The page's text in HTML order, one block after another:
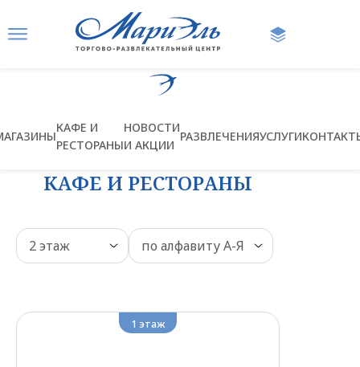
Ссылка на главную страницу
КАФЕ И
РЕСТОРАНЫ
НОВОСТИ
И АКЦИИ
РАЗВЛЕЧЕНИЯУСЛУГИ
КАФЕ И РЕСТОРАНЫ
Выберите
2 этаж
Выберите
по алфавиту А-Я
1 этаж